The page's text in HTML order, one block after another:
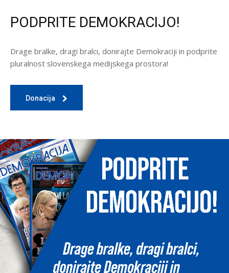
PODPRITE DEMOKRACIJO!
Drage bralke, dragi bralci, donirajte Demokraciji in podprite
pluralnost slovenskega medijskega prostora!
Donacija